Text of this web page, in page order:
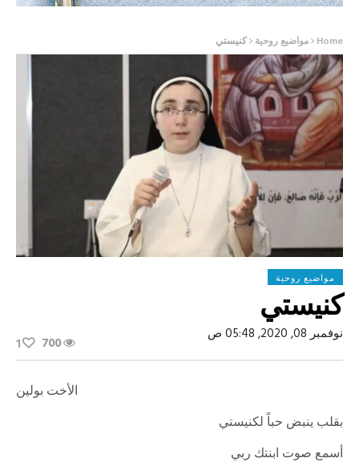
Home مواضيع روحية كنيستي
مواضيع روحية
كنيستي
نوفمبر 08, 2020, 05:48 ص 700
1
الأخت بولين
بقلب ينبض حباً لكنيستي
أسمع صوت ابنتك ربي